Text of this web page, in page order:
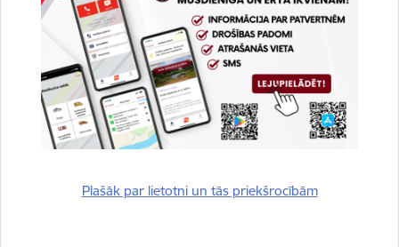
Plašāk par lietotni un tās priekšrocībām
Vai šī informācija bija noderīga?
Sniegt atsauksmi